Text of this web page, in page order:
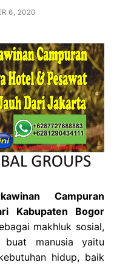
6, 2020
Campuran
Kabupaten Bogor
makhluk sosial,
manusia yaitu
hidup, baik